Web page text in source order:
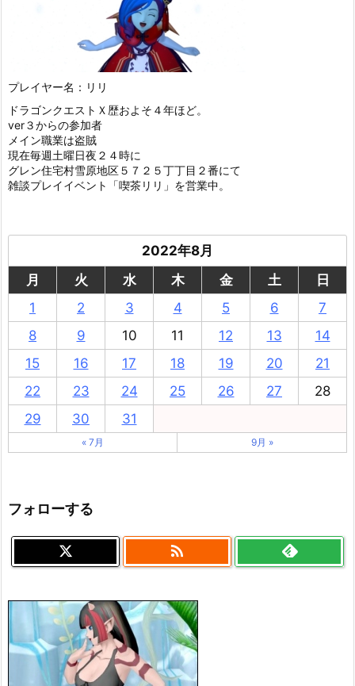
プレイヤー名：リリ
ドラゴンクエストＸ歴およそ４年ほど。
ver３からの参加者
メイン職業は盗賊
現在毎週土曜日夜２４時に
グレン住宅村雪原地区５７２５丁丁目２番にて
雑談プレイイベント「喫茶リリ」を営業中。
2022年8月
月
火 水 木 金 土
日
1
2 3 4 5 6
7
8
9 10 11 12 13
14
15
16 17 18 19 20
21
22
23 24 25 26 27
28
29
30 31
« 7月 9月 »
フォローする
